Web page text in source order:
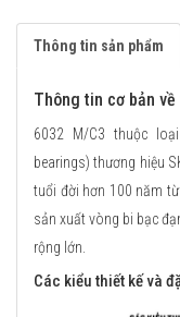
Thông tin sản phẩm
Thông tin cơ bản
6032 M/C3 thuộc
bearings) thương hiệu
tuổi đời hơn 100 năm
sản xuất vòng bi bạc
rộng lớn.
Các kiểu thiết kế và